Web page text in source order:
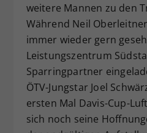
weitere Mannen zu den
Während Neil
immer wieder gern
Leistungszentrum
Sparringpartner
ÖTV-Jungstar Joel
ersten Mal Davis-Cup-
sich noch seine